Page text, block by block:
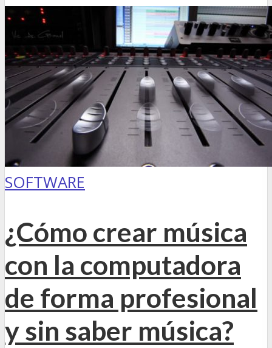
SOFTWARE
¿Cómo crear música
con la computadora
de forma profesional
y sin saber música?